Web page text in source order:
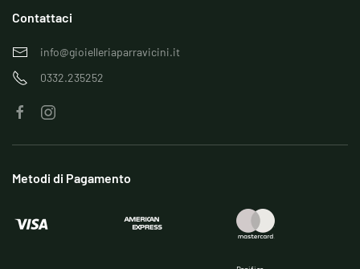
Contattaci
info@gioielleriaparravicini.it
0332.235252
Metodi di Pagamento